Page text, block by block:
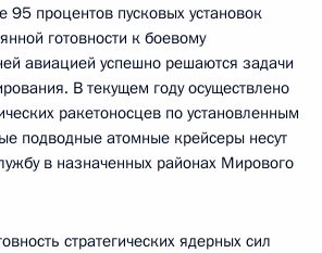
процентов пусковых установок
готовности к боевому
авиацией успешно решаются задачи
В текущем году осуществлено
ракетоносцев по установленным
подводные атомные крейсеры несут
в назначенных районах Мирового
стратегических ядерных сил